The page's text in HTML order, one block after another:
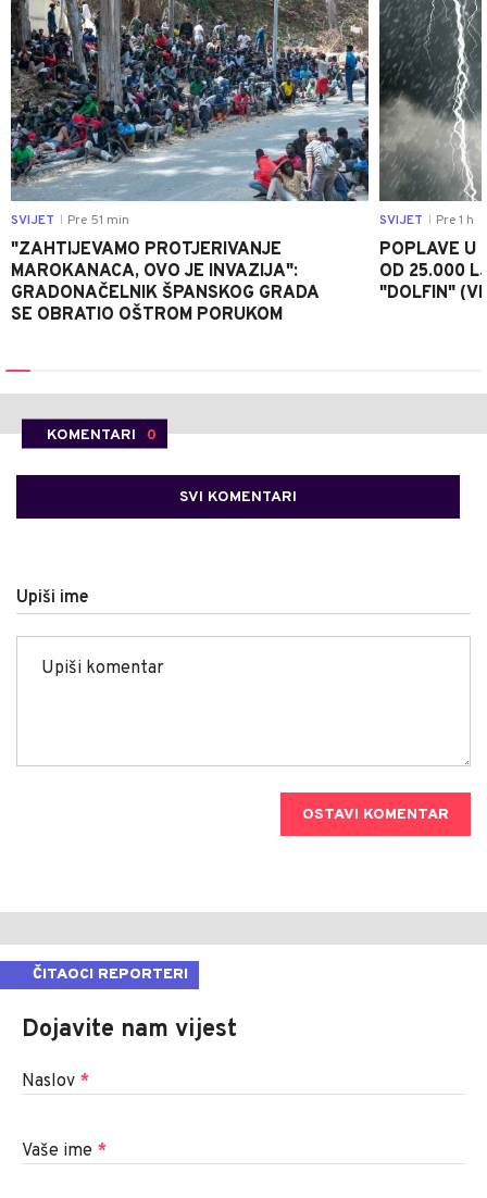
SVIJET Pre 51 min
"ZAHTIJEVAMO PROTJERIVANJE
MAROKANACA, OVO JE INVAZIJA":
GRADONAČELNIK ŠPANSKOG GRADA
SE OBRATIO OŠTROM PORUKOM
SVIJET Pre 1 h
POPLAVE U
OD 25.000
"DOLFIN"
KOMENTARI 0
SVI KOMENTARI
Upiši ime
OSTAVI KOMENTAR
ČITAOCI REPORTERI
Dojavite nam vijest
Naslov *
Vaše ime *